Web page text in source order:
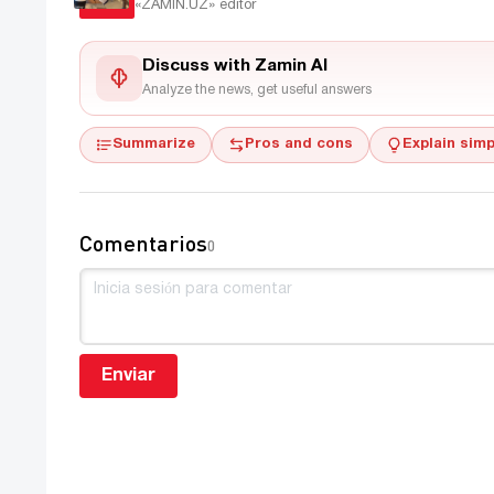
«ZAMIN.UZ» editor
Discuss with Zamin AI
Analyze the news, get useful answers
Summarize Pros and cons Explain
Comentarios0
Enviar